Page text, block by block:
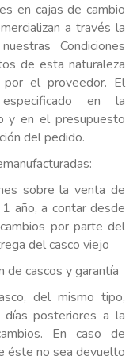
en cajas de cambio
a través la
Condiciones
de esta naturaleza
el proveedor. El
en la
y en el presupuesto
del pedido.
sobre la venta de
año, a contar desde
por parte del
del casco viejo
de cascos y garantía
del mismo tipo,
posteriores a la
En caso de
éste no sea devuelto